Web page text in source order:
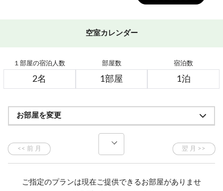
○当館周辺の遊歩道は楽しいお散歩コース
間を♪
春は新緑、夏はホタル、秋は紅葉、冬は霧氷と四季
眺めながらのひと時。
満天の星空の下へ。小さな星も天の川も見ることがで
空室カレンダー
１部屋の宿泊人数 部屋数 宿泊数
お部屋を変更
ご指定のプランは現在ご提供できるお部屋がありませ